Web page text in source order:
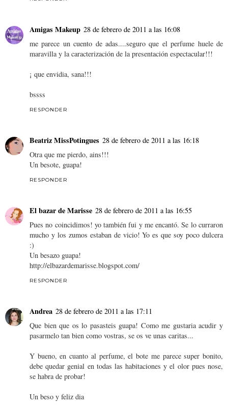
Amigas Makeup 28 de febrero de 2011 a las 16:08
me parece un cuento de adas....seguro que el perfume huele de
maravilla y la caracterización de la presentación espectacular!!!
¡ que envidia, sana!!!
bssss
RESPONDER
Beatriz MissPotingues 28 de febrero de 2011 a las 16:18
Otra que me pierdo, ains!!!
Un besote, guapa!
RESPONDER
El bazar de Marisse 28 de febrero de 2011 a las 16:55
Pues no coincidimos! yo también fui y me encantó. Se lo curraron
mucho y los zumos estaban de vicio! Yo es que soy poco dulcera
:)
Un besazo guapa!
http://elbazardemarisse.blogspot.com/
RESPONDER
Andrea 28 de febrero de 2011 a las 17:11
Que bien que os lo pasasteis guapa! Como me gustaria acudir y
pasarmelo tan bien como vostras, se os ve unas caritas...
Y bueno, en cuanto al perfume, el bote me parece super bonito,
debe quedar genial en todas las habitaciones y el olor pues nose,
se habra de probar!
Un beso y feliz dia